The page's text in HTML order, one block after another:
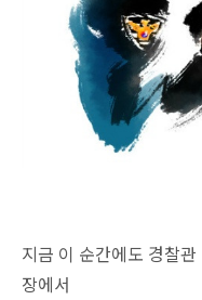
지금 이 순간에도 경찰관
장에서